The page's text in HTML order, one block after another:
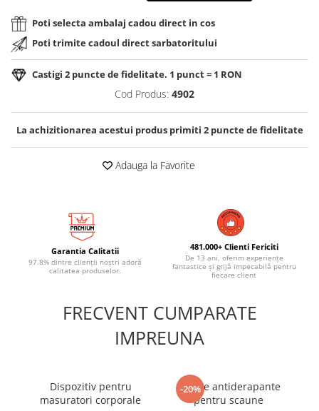
Poti selecta ambalaj cadou direct in cos
Poti trimite cadoul direct sarbatoritului
Castigi 2 puncte de fidelitate. 1 punct = 1 RON
Cod Produs: 4902
La achizitionarea acestui produs primiti 2puncte de fidelitate
Adauga la Favorite
Garantia Calitatii
97.8% dintre clienții noștri adoră
calitatea produselor.
481.000+ Clienti Fericiti
De 13 ani, oferim experiențe
fantastice și grijă impecabilă pentru
fiecare client
FRECVENT CUMPARATE
IMPREUNA
Dispozitiv pentru
masuratori corporale
-20%
Labute antiderapante
pentru scaune